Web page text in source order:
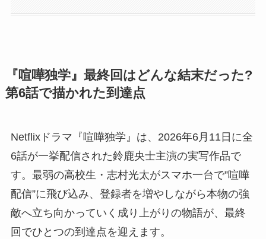
『喧嘩独学』最終回はどんな結末だった?
第6話で描かれた到達点
Netflixドラマ『喧嘩独学』は、2026年6月11日に全
6話が一挙配信された鈴鹿央士主演の実写作品で
す。最弱の高校生・志村光太がスマホ一台で”喧嘩
配信”に飛び込み、登録者を増やしながら本物の強
敵へ立ち向かっていく成り上がりの物語が、最終
回でひとつの到達点を迎えます。